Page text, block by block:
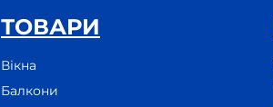
ТОВАРИ
Вікна
Балкони